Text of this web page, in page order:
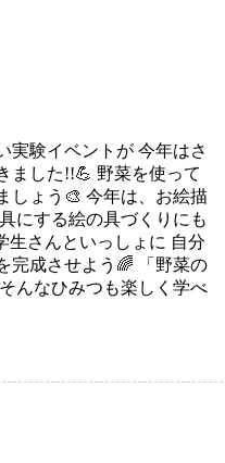
実験イベントが 今年はさ
ました!!💪 野菜を使って
しょう🎨 今年は、お絵描
にする絵の具づくりにも
生さんといっしょに 自分
完成させよう🌈 「野菜の
んなひみつも楽しく学べ